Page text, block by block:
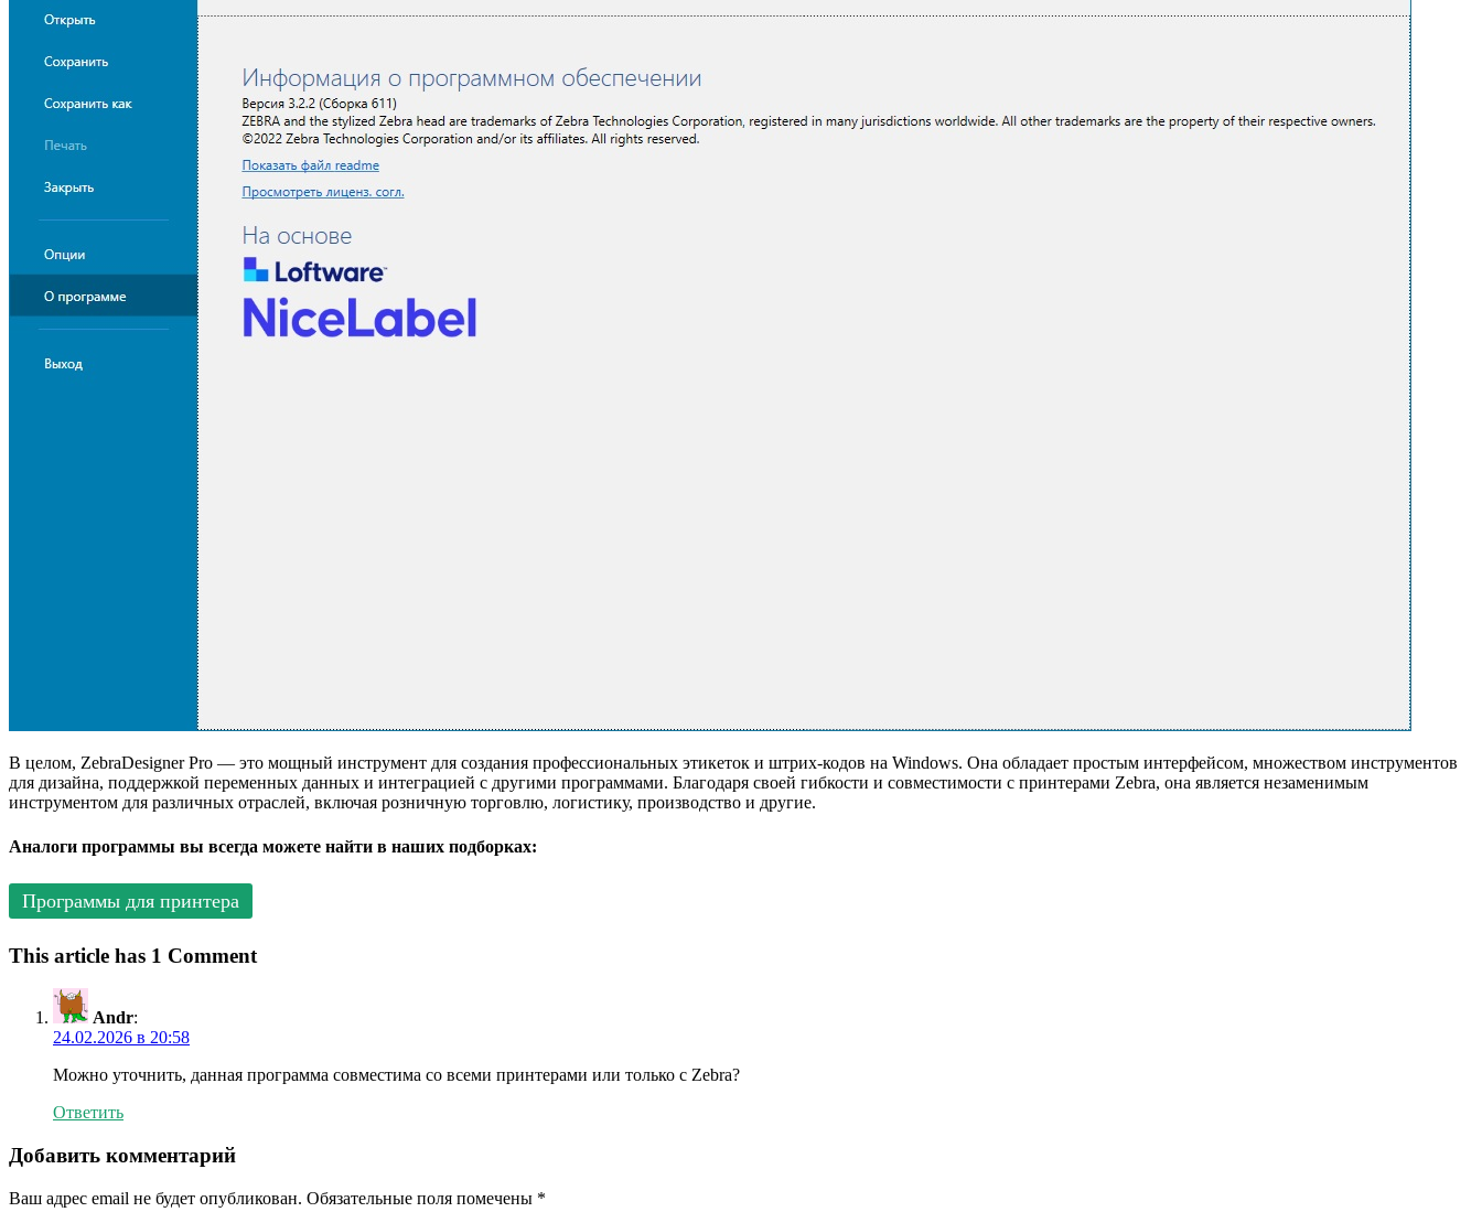
В целом, ZebraDesigner Pro — это мощный инструмент для создания профессиональных этикеток и штрих-кодов на Windows. Она обладает простым интерфейсом, множеством инструментов
для дизайна, поддержкой переменных данных и интеграцией с другими программами. Благодаря своей гибкости и совместимости с принтерами Zebra, она является незаменимым
инструментом для различных отраслей, включая розничную торговлю, логистику, производство и другие.
Аналоги программы вы всегда можете найти в наших подборках:
Программы для принтера
This article has 1 Comment
Andr:
24.02.2026 в 20:58
Можно уточнить, данная программа совместима со всеми принтерами или только с Zebra?
Ответить
Добавить комментарий
Ваш адрес email не будет опубликован. Обязательные поля помечены *